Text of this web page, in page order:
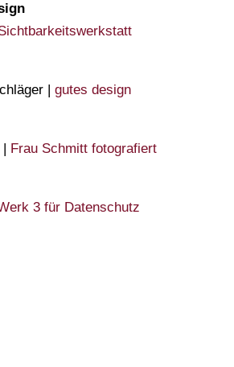
| gutes design
Frau Schmitt fotografiert
3 für Datenschutz